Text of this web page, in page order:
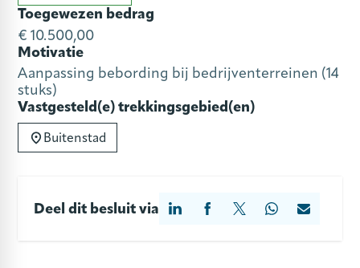
Toegewezen bedrag
€ 10.500,00
Motivatie
Aanpassing bebording bij bedrijventerreinen (14
stuks)
Vastgesteld(e) trekkingsgebied(en)
Buitenstad
Deel dit besluit via